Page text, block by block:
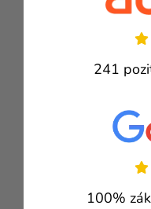
241
100%